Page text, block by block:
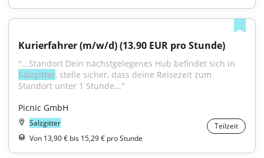
Kurierfahrer (m/w/d) (13.90 EUR pro Stunde)
Salzgitter, stelle sicher, dass deine Reisezeit zum
Standort unter 1 Stunde..."
Picnic GmbH
Salzgitter
Teilzeit
Von 13,90 € bis 15,29 € pro Stunde